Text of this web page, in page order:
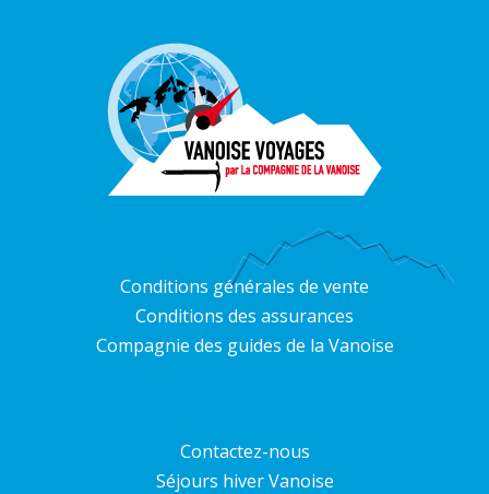
Conditions générales de vente
Conditions des assurances
Compagnie des guides de la Vanoise
Contactez-nous
Séjours hiver Vanoise